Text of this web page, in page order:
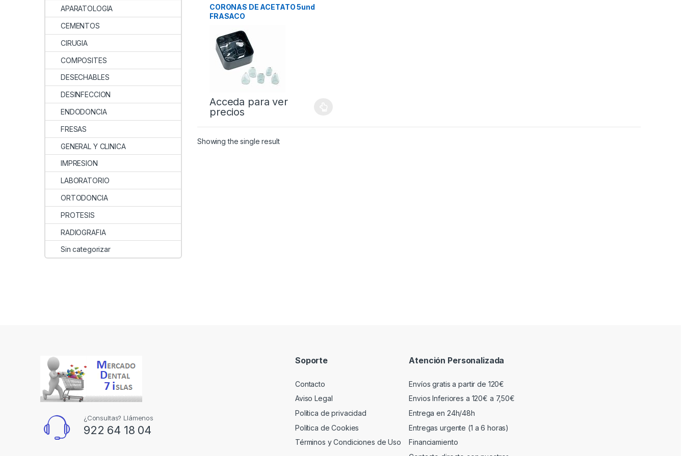
CORONAS DE ACETATO 5und
FRASACO
Acceda para ver
precios
Showing the single result
APARATOLOGIA
CEMENTOS
CIRUGIA
COMPOSITES
DESECHABLES
DESINFECCION
ENDODONCIA
FRESAS
GENERAL Y CLINICA
IMPRESION
LABORATORIO
ORTODONCIA
PROTESIS
RADIOGRAFIA
Sin categorizar
¿Consultas? Llámenos
922 64 18 04
Soporte
Contacto
Aviso Legal
Política de privacidad
Política de Cookies
Términos y Condiciones de Uso
Atención Personalizada
Envíos gratis a partir de 120€
Envios Inferiores a 120€ a 7,50€
Entrega en 24h/48h
Entregas urgente (1 a 6 horas)
Financiamiento